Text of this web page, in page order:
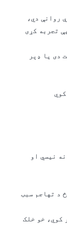
روانې دي،
تجربه کړی
دی یا ډېر
نیسي او
د تهاجم سبب
کوي، خو خلک